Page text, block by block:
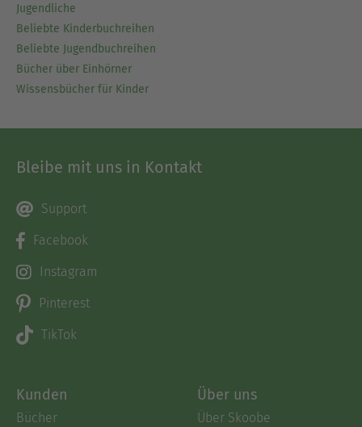
Jugendliche
Beliebte Kinderbuchreihen
Beliebte Jugendbuchreihen
Bücher über Einhörner
Wissensbücher für Kinder
Bleibe mit uns in Kontakt
Support
Facebook
Instagram
Pinterest
TikTok
Kunden
Bücher
Über uns
Über Skoobe